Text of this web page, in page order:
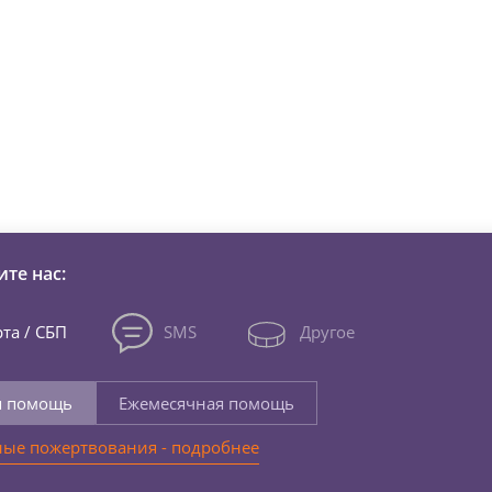
нас:
/ СБП SMS Другое
помощь
Ежемесячная помощь
пожертвования - подробнее